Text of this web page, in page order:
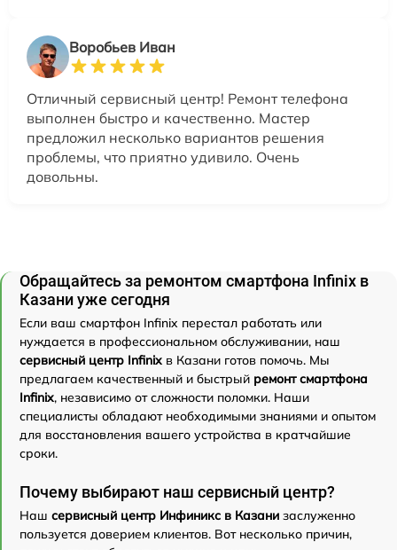
Воробьев Иван
Отличный сервисный центр! Ремонт телефона
выполнен быстро и качественно. Мастер
предложил несколько вариантов решения
проблемы, что приятно удивило. Очень
довольны.
Обращайтесь за ремонтом смартфона Infinix в
Казани уже сегодня
Если ваш смартфон Infinix перестал работать или
нуждается в профессиональном обслуживании, наш
сервисный центр Infinix в Казани готов помочь. Мы
предлагаем качественный и быстрый ремонт смартфона
Infinix, независимо от сложности поломки. Наши
специалисты обладают необходимыми знаниями и опытом
для восстановления вашего устройства в кратчайшие
сроки.
Почему выбирают наш сервисный центр?
Наш сервисный центр Инфиникс в Казани заслуженно
пользуется доверием клиентов. Вот несколько причин,